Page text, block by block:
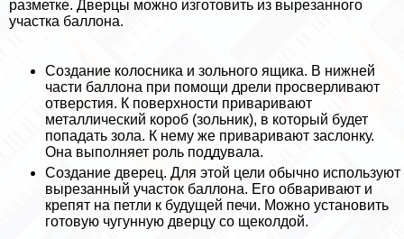
разметке. Дверцы можно изготовить из вырезанного
участка баллона.
Создание колосника и зольного ящика. В нижней
части баллона при помощи дрели просверливают
отверстия. К поверхности приваривают
металлический короб (зольник), в который будет
попадать зола. К нему же приваривают заслонку.
Она выполняет роль поддувала.
Создание дверец. Для этой цели обычно используют
вырезанный участок баллона. Его обваривают и
крепят на петли к будущей печи. Можно установить
готовую чугунную дверцу со щеколдой.